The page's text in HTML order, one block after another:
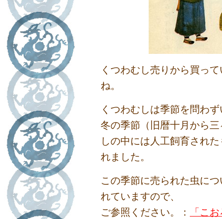
くつわむし売りから買っ
ね。
くつわむしは季節を問わ
冬の季節（旧暦十月から
しの中には人工飼育され
れました。
この季節に売られた虫に
れていますので、
ご参照ください。：
「こ